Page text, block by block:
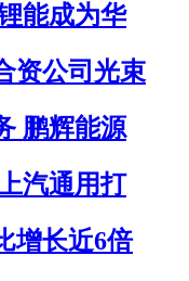
能成为华
资公司光束
鹏辉能源
汽通用打
增长近6倍